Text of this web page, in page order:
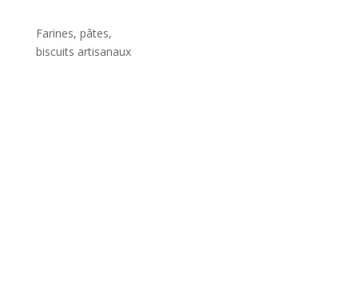
Farines, pâtes,
biscuits artisanaux